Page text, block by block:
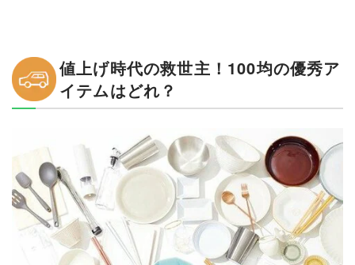
値上げ時代の救世主！100均の優秀ア
イテムはどれ？